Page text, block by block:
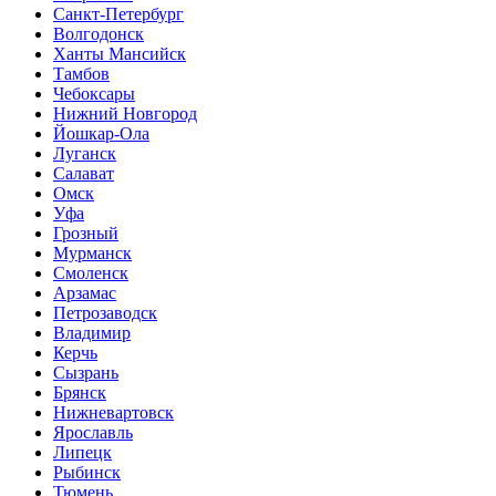
Санкт-Петербург
Волгодонск
Ханты Мансийск
Тамбов
Чебоксары
Нижний Новгород
Йошкар-Ола
Луганск
Салават
Омск
Уфа
Грозный
Мурманск
Смоленск
Арзамас
Петрозаводск
Владимир
Керчь
Сызрань
Брянск
Нижневартовск
Ярославль
Липецк
Рыбинск
Тюмень